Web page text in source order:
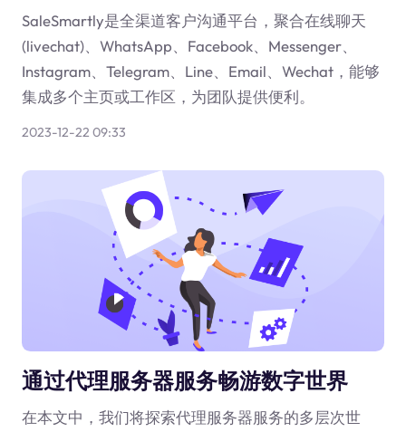
SaleSmartly是全渠道客户沟通平台，聚合在线聊天
(livechat)、WhatsApp、Facebook、Messenger、
Instagram、Telegram、Line、Email、Wechat，能够
集成多个主页或工作区，为团队提供便利。
2023-12-22 09:33
通过代理服务器服务畅游数字世界
在本文中，我们将探索代理服务器服务的多层次世